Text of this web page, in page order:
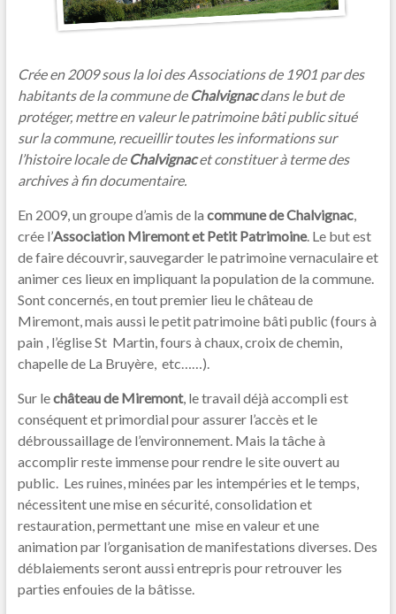
Crée en 2009 sous la loi des Associations de 1901 par des
habitants de la commune de Chalvignacdans le but de
protéger, mettre en valeur le patrimoine bâti public situé
sur la commune, recueillir toutes les informations sur
l’histoire locale de Chalvignacet constituer à terme des
archives à fin documentaire.
En 2009, un groupe d’amis de la commune de Chalvignac,
crée l’Association Miremont et Petit Patrimoine. Le but est
de faire découvrir, sauvegarder le patrimoine vernaculaire et
animer ces lieux en impliquant la population de la commune.
Sont concernés, en tout premier lieu le château de
Miremont, mais aussi le petit patrimoine bâti public (fours à
pain , l’église St Martin, fours à chaux, croix de chemin,
chapelle de La Bruyère, etc……).
Sur lechâteau de Miremont, le travail déjà accompli est
conséquent et primordial pour assurer l’accès et le
débroussaillage de l’environnement. Mais la tâche à
accomplir reste immense pour rendre le site ouvert au
public. Les ruines, minées par les intempéries et le temps,
nécessitent une mise en sécurité, consolidation et
restauration, permettant une mise en valeur et une
animation par l’organisation de manifestations diverses. Des
déblaiements seront aussi entrepris pour retrouver les
parties enfouies de la bâtisse.